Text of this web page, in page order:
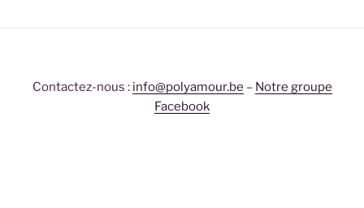
Contactez-nous : info@polyamour.be – Notre groupe
Facebook